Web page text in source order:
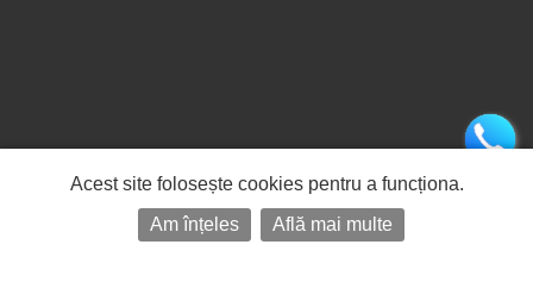
Acest site folosește cookies pentru a funcționa.
Am înțeles
Află mai multe